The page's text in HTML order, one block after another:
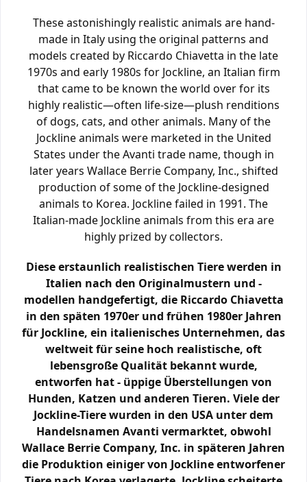
These astonishingly realistic animals are hand-
made in Italy using the original patterns and
models created by Riccardo Chiavetta in the late
1970s and early 1980s for Jockline, an Italian firm
that came to be known the world over for its
highly realistic—often life-size—plush renditions
of dogs, cats, and other animals. Many of the
Jockline animals were marketed in the United
States under the Avanti trade name, though in
later years Wallace Berrie Company, Inc., shifted
production of some of the Jockline-designed
animals to Korea. Jockline failed in 1991. The
Italian-made Jockline animals from this era are
highly prized by collectors.
Diese erstaunlich realistischen Tiere werden in
Italien nach den Originalmustern und -
modellen handgefertigt, die Riccardo Chiavetta
in den späten 1970er und frühen 1980er Jahren
für Jockline, ein italienisches Unternehmen, das
weltweit für seine hoch realistische, oft
lebensgroße Qualität bekannt wurde,
entworfen hat - üppige Überstellungen von
Hunden, Katzen und anderen Tieren. Viele der
Jockline-Tiere wurden in den USA unter dem
Handelsnamen Avanti vermarktet, obwohl
Wallace Berrie Company, Inc. in späteren Jahren
die Produktion einiger von Jockline entworfener